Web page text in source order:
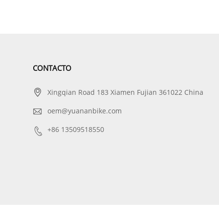
CONTACTO
 Xingqian Road 183 Xiamen Fujian 361022 China
 oem@yuananbike.com
 +86 13509518550